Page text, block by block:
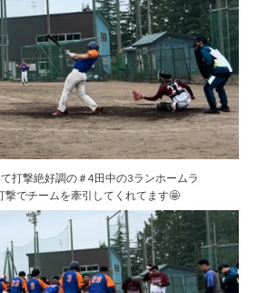
打撃絶好調の＃4田中の3ランホームラ
撃でチームを牽引してくれてます🤩